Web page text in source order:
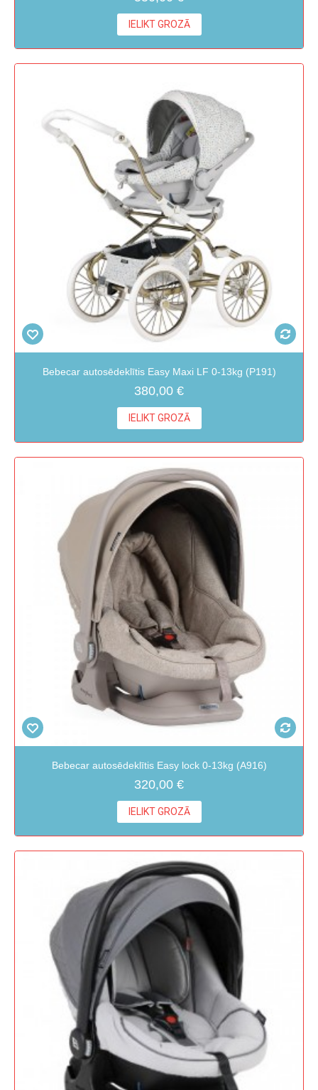
IELIKT GROZĀ
Bebecar autosēdeklītis Easy Maxi LF 0-13kg (P191)
380,00 €
IELIKT GROZĀ
Bebecar autosēdeklītis Easy lock 0-13kg (A916)
320,00 €
IELIKT GROZĀ